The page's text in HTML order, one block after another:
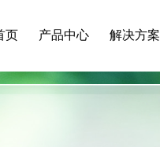
页 产品中心 解决方案